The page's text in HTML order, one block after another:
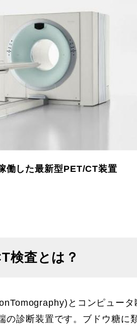
働した最新型PET/CT装置
検査とは？
とコンピュータ
診断装置です。ブドウ糖に